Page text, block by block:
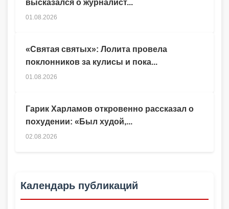
Гарик Харламов откровенно рассказал о
похудении: «Был худой,...
02.08.2026
высказался о журналист...
01.08.2026
«Святая святых»: Лолита провела
поклонников за кулисы и пока...
01.08.2026
Календарь публикаций